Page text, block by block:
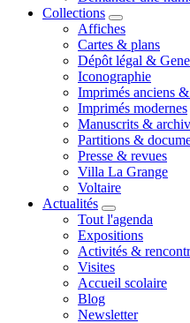
Collections
Affiches
Cartes & plans
Dépôt légal &
Iconographie
Imprimés anciens
Imprimés modernes
Manuscrits &
Partitions &
Presse & revues
Villa La Grange
Voltaire
Actualités
Tout l'agenda
Expositions
Activités &
Visites
Accueil scolaire
Blog
Newsletter